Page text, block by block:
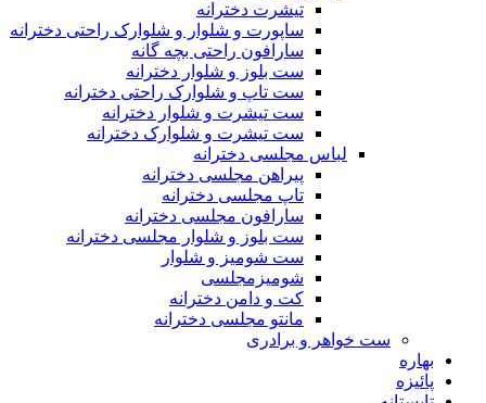
تیشرت دخترانه
ساپورت و شلوار و شلوارک راحتی دخترانه
سارافون راحتی بچه گانه
ست بلوز و شلوار دخترانه
ست تاپ و شلوارک راحتی دخترانه
ست تیشرت و شلوار دخترانه
ست تیشرت و شلوارک دخترانه
لباس مجلسی دخترانه
پیراهن مجلسی دخترانه
تاپ مجلسی دخترانه
سارافون مجلسی دخترانه
ست بلوز و شلوار مجلسی دخترانه
ست شومیز و شلوار
شومیزمجلسی
کت و دامن دخترانه
مانتو مجلسی دخترانه
ست خواهر و برادری
بهاره
پائیزه